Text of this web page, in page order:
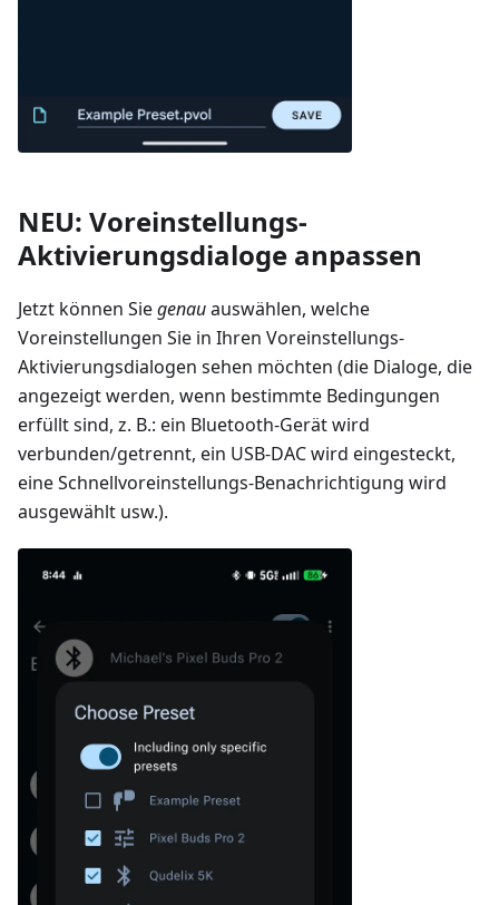
NEU: Voreinstellungs-
Aktivierungsdialoge anpassen
Jetzt können Siegenauauswählen, welche
Voreinstellungen Sie in Ihren Voreinstellungs-
Aktivierungsdialogen sehen möchten (die Dialoge, die
angezeigt werden, wenn bestimmte Bedingungen
erfüllt sind, z. B.: ein Bluetooth-Gerät wird
verbunden/getrennt, ein USB-DAC wird eingesteckt,
eine Schnellvoreinstellungs-Benachrichtigung wird
ausgewählt usw.).